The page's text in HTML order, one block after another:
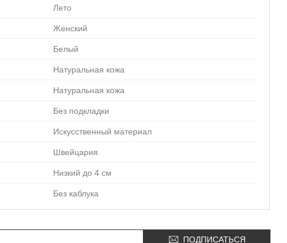
Лето
Женский
Белый
Натуральная кожа
Натуральная кожа
Без подкладки
Искусственный материал
Швейцария
Низкий до 4 см
Без каблука
ПОДПИСАТЬСЯ